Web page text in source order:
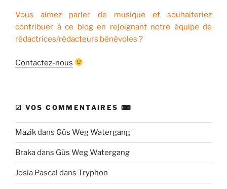
Vous aimez parler de musique et souhaiteriez
contribuer à ce blog en rejoignant notre équipe de
rédactrices/rédacteurs bénévoles ?
Contactez-nous
☑ VOS COMMENTAIRES ⌨
Mazikdans Güs Weg Watergang
Brakadans Güs Weg Watergang
Josia Pascal dans Tryphon